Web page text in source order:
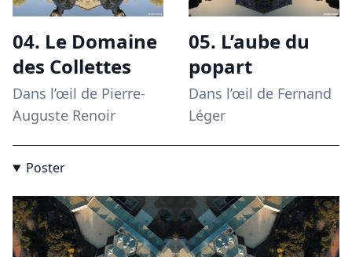
04. Le Domaine
des Collettes
Dans l’œil de Pierre-
Auguste Renoir
05. L’aube du
popart
Dans l’œil de Fernand
Léger
Poster